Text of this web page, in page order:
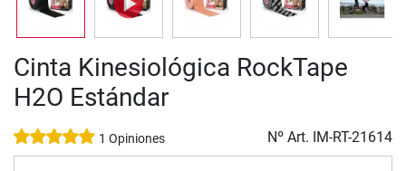
Cinta Kinesiológica RockTape
H2O Estándar
1 Opiniones Nº Art. IM-RT-21614